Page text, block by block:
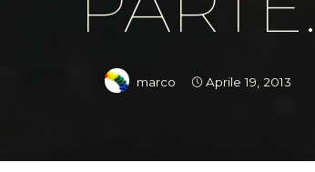
marco Aprile 19, 2013